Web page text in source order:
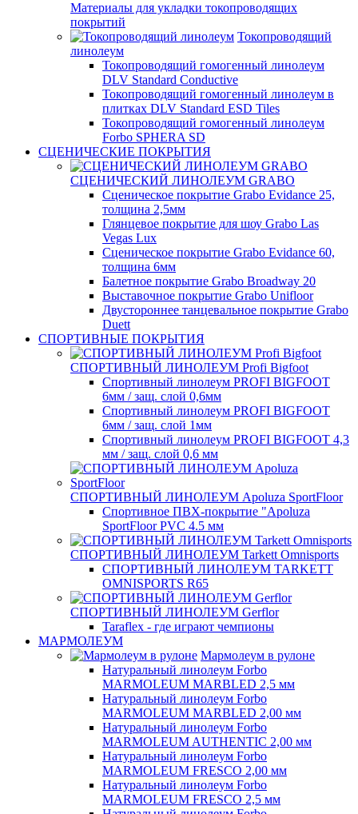
Материалы для укладки токопроводящих
покрытий
Токопроводящий
линолеум
Токопроводящий гомогенный линолеум
DLV Standard Conductive
Токопроводящий гомогенный линолеум в
плитках DLV Standard ESD Tiles
Токопроводящий гомогенный линолеум
Forbo SPHERA SD
СЦЕНИЧЕСКИЕ ПОКРЫТИЯ
СЦЕНИЧЕСКИЙ ЛИНОЛЕУМ GRABO
Сценическое покрытие Grabo Evidance 25,
толщина 2,5мм
Глянцевое покрытие для шоу Grabo Las
Vegas Lux
Сценическое покрытие Grabo Evidance 60,
толщина 6мм
Балетное покрытие Grabo Broadway 20
Выставочное покрытие Grabo Unifloor
Двустороннее танцевальное покрытие Grabo
Duett
СПОРТИВНЫЕ ПОКРЫТИЯ
СПОРТИВНЫЙ ЛИНОЛЕУМ Profi Bigfoot
Спортивный линолеум PROFI BIGFOOT
6мм / защ. слой 0,6мм
Спортивный линолеум PROFI BIGFOOT
6мм / защ. слой 1мм
Спортивный линолеум PROFI BIGFOOT 4,3
мм / защ. слой 0,6 мм
СПОРТИВНЫЙ ЛИНОЛЕУМ Apoluza SportFloor
Спортивное ПВХ-покрытие "Apoluza
SportFloor PVC 4.5 мм
СПОРТИВНЫЙ ЛИНОЛЕУМ Tarkett Omnisports
СПОРТИВНЫЙ ЛИНОЛЕУМ TARKETT
OMNISPORTS R65
СПОРТИВНЫЙ ЛИНОЛЕУМ Gerflor
Taraflex - где играют чемпионы
МАРМОЛЕУМ
Мармолеум в рулоне
Натуральный линолеум Forbo
MARMOLEUM MARBLED 2,5 мм
Натуральный линолеум Forbo
MARMOLEUM MARBLED 2,00 мм
Натуральный линолеум Forbo
MARMOLEUM AUTHENTIC 2,00 мм
Натуральный линолеум Forbo
MARMOLEUM FRESCO 2,00 мм
Натуральный линолеум Forbo
MARMOLEUM FRESCO 2,5 мм